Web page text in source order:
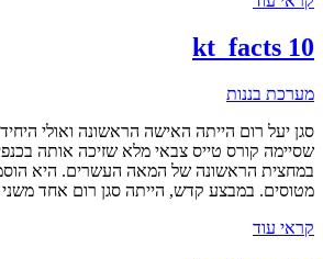
kt_facts 10
מערכת בננות
סגן יעל רום הייתה האישה הראשונה ואולי
שסיימה קורס טייס צבאי מלא שזיכה אותה
במחצית הראשונה של המאה העשרים. היא
מטוסים. במבצע קדש, הייתה סגן רום אחד
קראי עוד